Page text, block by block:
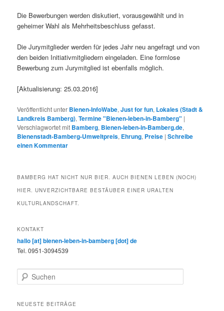
Die Bewerbungen werden diskutiert, vorausgewählt und in
geheimer Wahl als Mehrheitsbeschluss gefasst.
Die Jurymitglieder werden für jedes Jahr neu angefragt und von
den beiden Initiativmitgliedern eingeladen. Eine formlose
Bewerbung zum Jurymitglied ist ebenfalls möglich.
[Aktualisierung: 25.03.2016]
Veröffentlicht unter Bienen-InfoWabe,Just for fun, Lokales (Stadt &
Landkreis Bamberg),Termine "Bienen-leben-in-Bamberg" |
Verschlagwortet mit Bamberg, Bienen-leben-in-Bamberg.de,
Bienenstadt-Bamberg-Umweltpreis, Ehrung, Preise |Schreibe
einen Kommentar
BAMBERG HAT NICHT NUR BIER. AUCH BIENEN LEBEN (NOCH)
HIER. UNVERZICHTBARE BESTÄUBER EINER URALTEN
KULTURLANDSCHAFT.
KONTAKT
hallo [at] bienen-leben-in-bamberg [dot] de
Tel. 0951-3094539
u
h
NEUESTE BEITRÄGE